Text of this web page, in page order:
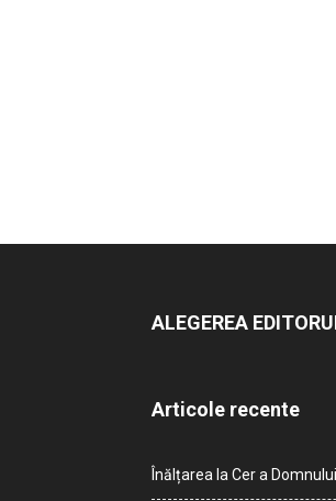
ALEGEREA
Articole recente
Înălțarea la Cer a